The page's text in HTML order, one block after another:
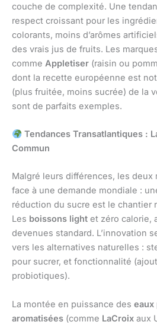
couche de complexité. Une
respect croissant pour les
colorants, moins d’arômes
des vrais jus de fruits. Les
comme Appletiser (raisin ou
dont la recette européenne est
(plus fruitée, moins sucrée) de la
sont de parfaits exemples.
Tendances Transatlantiques :
Commun
Malgré leurs différences, les deux
face à une demande mondiale :
réduction du sucre est le chantier
Les boissons light et zéro calorie,
devenues standard. L’innovation
vers les alternatives naturelles :
pour sucrer, et fonctionnalité
probiotiques).
La montée en puissance des eaux
aromatisées (comme LaCroix aux